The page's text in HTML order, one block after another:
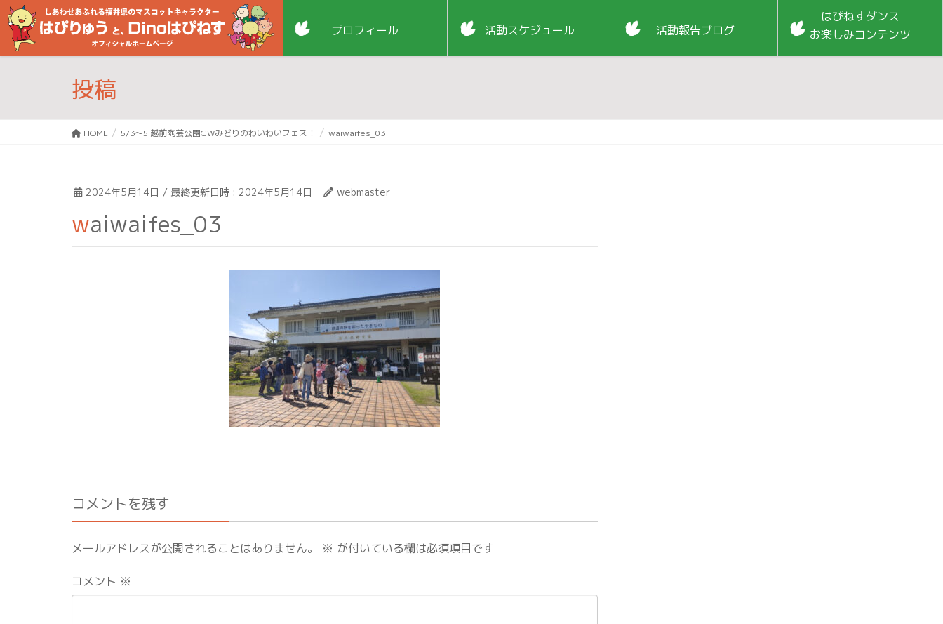
プロフィール 活動スケジュール 活動報告ブログ
はぴねすダンス
お楽しみコンテンツ
投稿
HOME 5/3～5 越前陶芸公園GWみどりのわいわいフェス！ waiwaifes_03
2024年5月14日 / 最終更新日時 : 2024年5月14日 webmaster
waiwaifes_03
コメントを残す
メールアドレスが公開されることはありません。 ※ が付いている欄は必須項目です
コメント ※